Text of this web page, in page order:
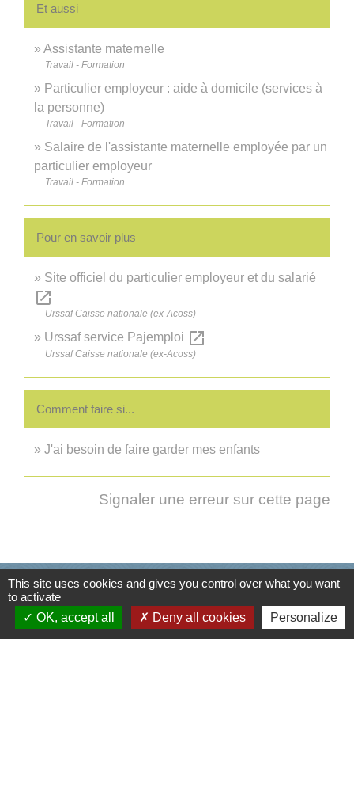
Et aussi
Assistante maternelle
Travail - Formation
Particulier employeur : aide à domicile (services à
la personne)
Travail - Formation
Salaire de l'assistante maternelle employée par un
particulier employeur
Travail - Formation
Pour en savoir plus
Site officiel du particulier employeur et du salarié
open_in_new
Urssaf Caisse nationale (ex-Acoss)
Urssaf service Pajemploi open_in_new
Urssaf Caisse nationale (ex-Acoss)
Comment faire si...
J'ai besoin de faire garder mes enfants
Signaler une erreur sur cette page
Informations / contacts
Mairie de Cusy
330, Montée du chef lieu
This site uses cookies and gives you control over what you want
to activate
OK, accept all
Deny all cookies Personalize